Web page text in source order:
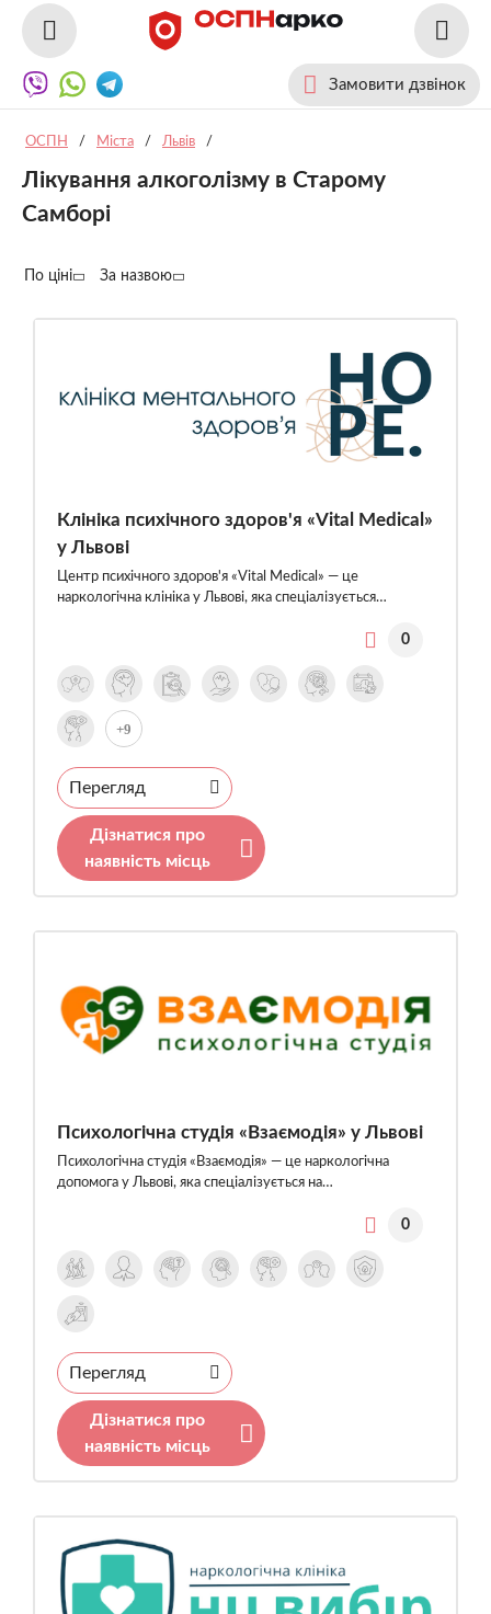
Замовити дзвінок
ОСПН / Міста / Львів /
Лікування алкоголізму в Старому
Самборі
По ціні За назвою
Клініка психічного здоров'я «Vital Medical»
у Львові
Центр психічного здоров'я «Vital Medical» — це
наркологічна клініка у Львові, яка спеціалізується…
0
+9
Перегляд
Дізнатися про
наявність місць
Психологічна студія «Взаємодія» у Львові
Психологічна студія «Взаємодія» — це наркологічна
допомога у Львові, яка спеціалізується на…
0
Перегляд
Дізнатися про
наявність місць